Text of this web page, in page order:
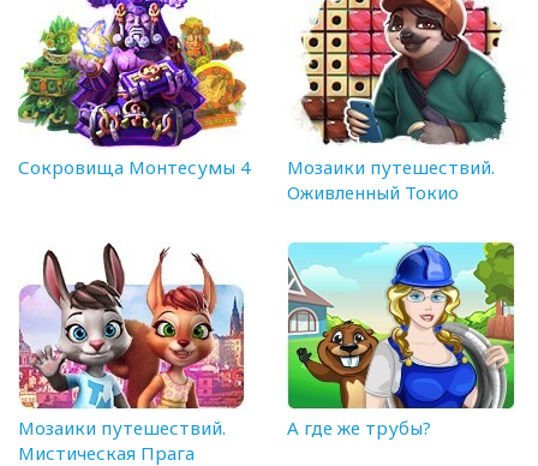
Сокровища Монтесумы 4
Мозаики путешествий.
Оживленный Токио
Мозаики путешествий.
Мистическая Прага
А где же трубы?